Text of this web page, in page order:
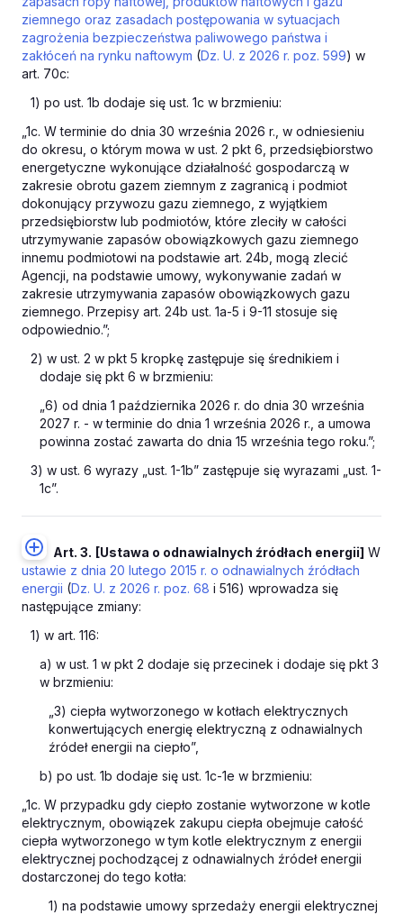
ziemnego oraz zasadach postępowania w sytuacjach
zagrożenia bezpieczeństwa paliwowego państwa i
zakłóceń na rynku naftowym (Dz. U. z 2026 r. poz. 599) w
art. 70c:
1) po ust. 1b dodaje się ust. 1c w brzmieniu:
„1c. W terminie do dnia 30 września 2026 r., w odniesieniu
do okresu, o którym mowa w ust. 2 pkt 6, przedsiębiorstwo
energetyczne wykonujące działalność gospodarczą w
zakresie obrotu gazem ziemnym z zagranicą i podmiot
dokonujący przywozu gazu ziemnego, z wyjątkiem
przedsiębiorstw lub podmiotów, które zleciły w całości
utrzymywanie zapasów obowiązkowych gazu ziemnego
innemu podmiotowi na podstawie art. 24b, mogą zlecić
Agencji, na podstawie umowy, wykonywanie zadań w
zakresie utrzymywania zapasów obowiązkowych gazu
ziemnego. Przepisy art. 24b ust. 1a-5 i 9-11 stosuje się
odpowiednio.”;
2) w ust. 2 w pkt 5 kropkę zastępuje się średnikiem i
dodaje się pkt 6 w brzmieniu:
„6) od dnia 1 października 2026 r. do dnia 30 września
2027 r. - w terminie do dnia 1 września 2026 r., a umowa
powinna zostać zawarta do dnia 15 września tego roku.”;
3) w ust. 6 wyrazy „ust. 1-1b” zastępuje się wyrazami „ust. 1-
1c”.
Art. 3. [Ustawa o odnawialnych źródłach energii] W
ustawie z dnia 20 lutego 2015 r. o odnawialnych źródłach
energii (Dz. U. z 2026 r. poz. 68 i 516) wprowadza się
następujące zmiany:
1) w art. 116:
a) w ust. 1 w pkt 2 dodaje się przecinek i dodaje się pkt 3
w brzmieniu:
„3) ciepła wytworzonego w kotłach elektrycznych
konwertujących energię elektryczną z odnawialnych
źródeł energii na ciepło”,
b) po ust. 1b dodaje się ust. 1c-1e w brzmieniu:
„1c. W przypadku gdy ciepło zostanie wytworzone w kotle
elektrycznym, obowiązek zakupu ciepła obejmuje całość
ciepła wytworzonego w tym kotle elektrycznym z energii
elektrycznej pochodzącej z odnawialnych źródeł energii
dostarczonej do tego kotła:
1) na podstawie umowy sprzedaży energii elektrycznej